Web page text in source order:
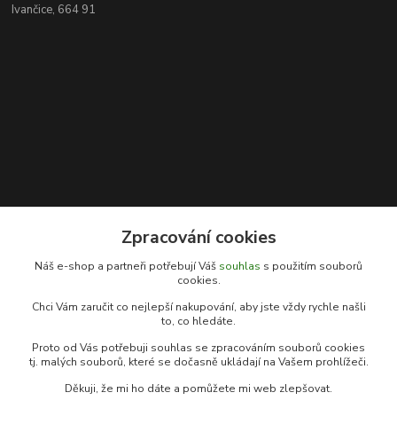
Ivančice, 664 91
Kontakty
+420 778 039 055
(Po-Pá, 9-17 hod.)
info@rybarsky-sen.cz
Zpracování cookies
Náš e-shop a partneři potřebují Váš souhlas s použitím souborů
cookies.
Chci Vám zaručit co nejlepší nakupování, aby jste vždy rychle našli
to, co hledáte.
Proto od Vás potřebuji souhlas se zpracováním souborů cookies
tj. malých souborů, které se dočasně ukládají na Vašem prohlížeči.
Děkuji, že mi ho dáte a pomůžete mi web zlepšovat.